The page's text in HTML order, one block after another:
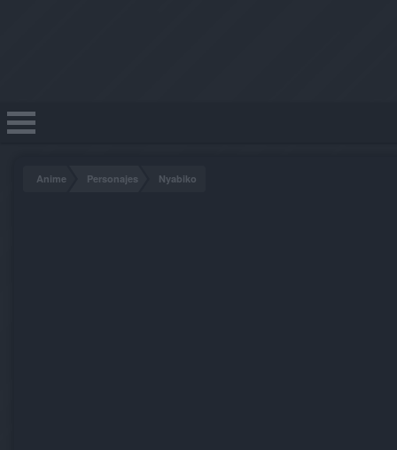
Anime Personajes Nyabiko